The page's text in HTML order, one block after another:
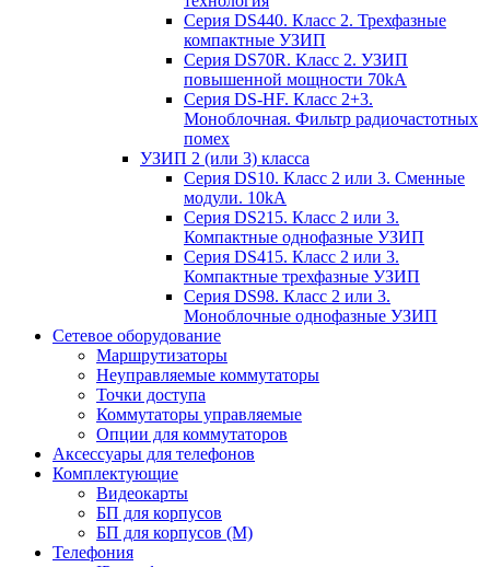
Серия DS440. Класс 2. Трехфазные
компактные УЗИП
Серия DS70R. Класс 2. УЗИП
повышенной мощности 70kA
Серия DS-HF. Класс 2+3.
Моноблочная. Фильтр радиочастотных
помех
УЗИП 2 (или 3) класса
Серия DS10. Класс 2 или 3. Сменные
модули. 10kA
Серия DS215. Класс 2 или 3.
Компактные однофазные УЗИП
Серия DS415. Класс 2 или 3.
Компактные трехфазные УЗИП
Серия DS98. Класс 2 или 3.
Моноблочные однофазные УЗИП
Сетевое оборудование
Маршрутизаторы
Неуправляемые коммутаторы
Точки доступа
Коммутаторы управляемые
Опции для коммутаторов
Аксессуары для телефонов
Комплектующие
Видеокарты
БП для корпусов
БП для корпусов (М)
Телефония